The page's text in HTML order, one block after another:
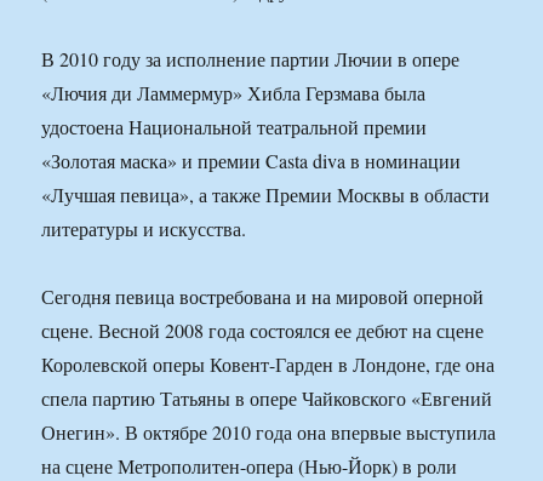
В 2010 году за исполнение партии Лючии в опере
«Лючия ди Ламмермур» Хибла Герзмава была
удостоена Национальной театральной премии
«Золотая маска» и премии Casta diva в номинации
«Лучшая певица», а также Премии Москвы в области
литературы и искусства.
Сегодня певица востребована и на мировой оперной
сцене. Весной 2008 года состоялся ее дебют на сцене
Королевской оперы Ковент-Гарден в Лондоне, где она
спела партию Татьяны в опере Чайковского «Евгений
Онегин». В октябре 2010 года она впервые выступила
на сцене Метрополитен-опера (Нью-Йорк) в роли